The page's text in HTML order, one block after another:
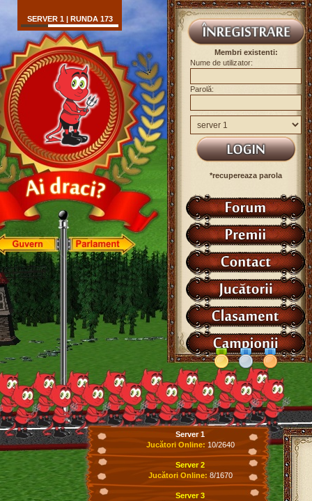
SERVER 1 | RUNDA 173
Membri existenti:
Nume de utilizator:
Parolă:
*recupereaza parola
Server 1
Jucători Online: 10/2640
Server 2
Jucători Online: 8/1670
Server 3